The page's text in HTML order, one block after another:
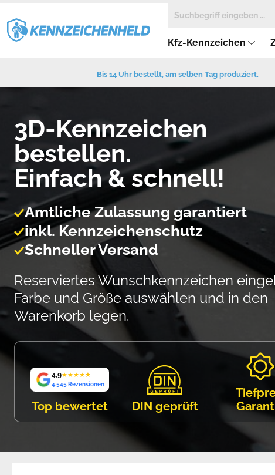
Kfz-Kennzeichen
Bis 14 Uhr bestellt, am selben Tag produziert.
3D-Kennzeichen
bestellen.
Einfach & schnell!
Amtliche Zulassung garantiert
inkl. Kennzeichenschutz
Schneller Versand
Reserviertes Wunschkennzeichen
Farbe und Größe auswählen und in den
Warenkorb legen.
4,9 ★ ★ ★ ★ ★
4.545 Rezensionen
Top bewertet DIN geprüft